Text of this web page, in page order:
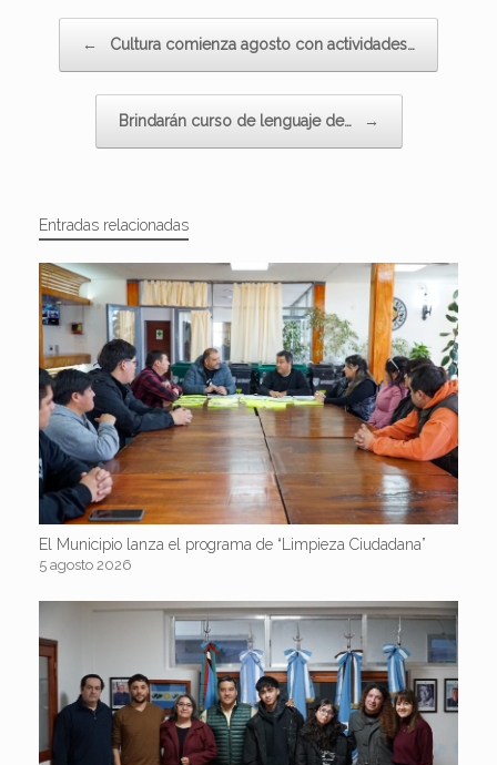
← Cultura comienza agosto con actividades…
Brindarán curso de lenguaje de… →
Entradas relacionadas
El Municipio lanza el programa de “Limpieza Ciudadana”
5 agosto 2026